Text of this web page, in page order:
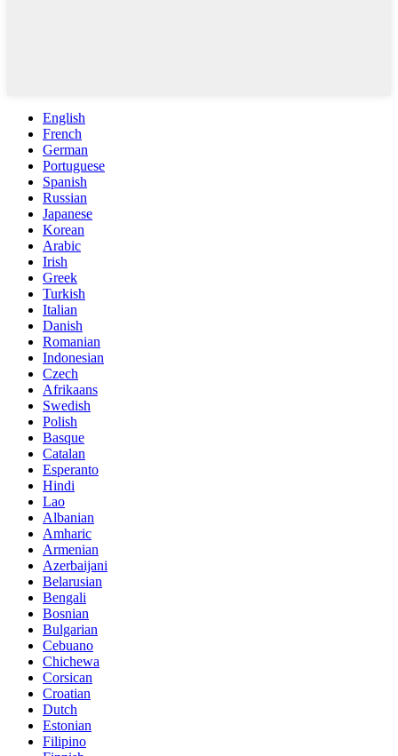
English
French
German
Portuguese
Spanish
Russian
Japanese
Korean
Arabic
Irish
Greek
Turkish
Italian
Danish
Romanian
Indonesian
Czech
Afrikaans
Swedish
Polish
Basque
Catalan
Esperanto
Hindi
Lao
Albanian
Amharic
Armenian
Azerbaijani
Belarusian
Bengali
Bosnian
Bulgarian
Cebuano
Chichewa
Corsican
Croatian
Dutch
Estonian
Filipino